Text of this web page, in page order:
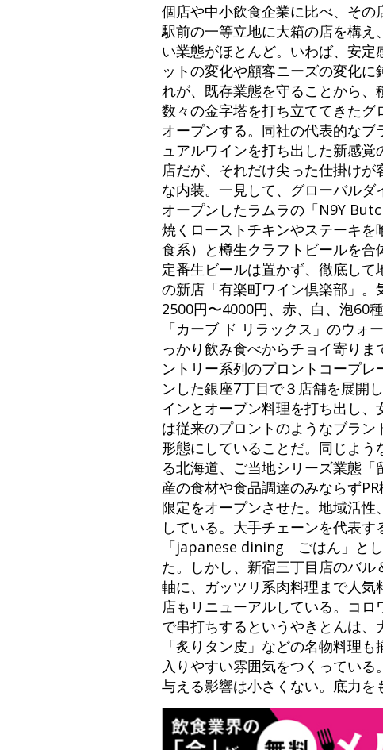
個店や中小飲食企業に比べ、その
駅前の一等立地に大箱の店を構
い業態がほとんど。いわば、安
ットの変化や顧客ニーズの変化
れが、既存業態を守ることから、
数々の金字塔を打ち立ててきた
オープンする。同社の代表的な
ュアルワインを打ち出した新感
店だが、それだけ尖った仕掛け
な内装。一見して、グローバルダ
オープンしたラムラの「N9Y
焼くローストチキンやステーキ
食系）と樽生クラフトビールを
定番生ビールは置かず、徹底し
の新店「有楽町ワイン倶楽部」
2500円〜4000円、赤、白、泡60
「カーブ ド リラックス」のウォ
っかり飲み食べからチョイ寄り
ントリー系列のプロントコープ
ンした銀座7丁目で３店舗を展開
インとオーブン料理を打ち出し
は従来のプロントのようなブラ
形態にしていることだ。同じよ
る北海道、ご当地シリーズ業態
産の食材や食品調達のみならず
限定をオープンさせた。地域活
している。大手チェーンを代表
「japanese dining ごはん」と
た。しかし、新宿三丁目店のバ
軸に、ガッツリ系肉料理まで人
店もリニューアルしている。コ
で串打ちするというやきとんは、
「炙りタン皮」などの名物料理
入りやすい雰囲気をつくってい
与える影響は小さくない。底力を